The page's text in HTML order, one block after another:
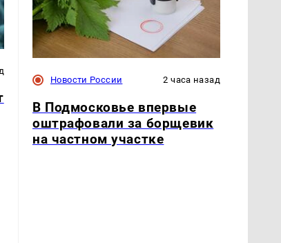
Новости России 2 часа назад
В Подмосковье впервые
оштрафовали за борщевик
на частном участке